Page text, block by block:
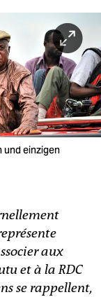
und einzigen
aux
et à la RDC
se rappellent,